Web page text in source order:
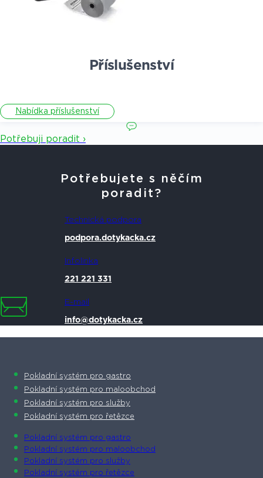
Příslušenství
Nabídka příslušenství
Potřebuji poradit ›
Potřebujete s něčím
poradit?
Technická podpora
podpora.dotykacka.cz
Infolinka
221 221 331
E-mail
info@dotykacka.cz
Pokladní systém pro gastro
Pokladní systém pro maloobchod
Pokladní systém pro služby
Pokladní systém pro řetězce
Pokladní systém pro gastro
Pokladní systém pro maloobchod
Pokladní systém pro služby
Pokladní systém pro řetězce